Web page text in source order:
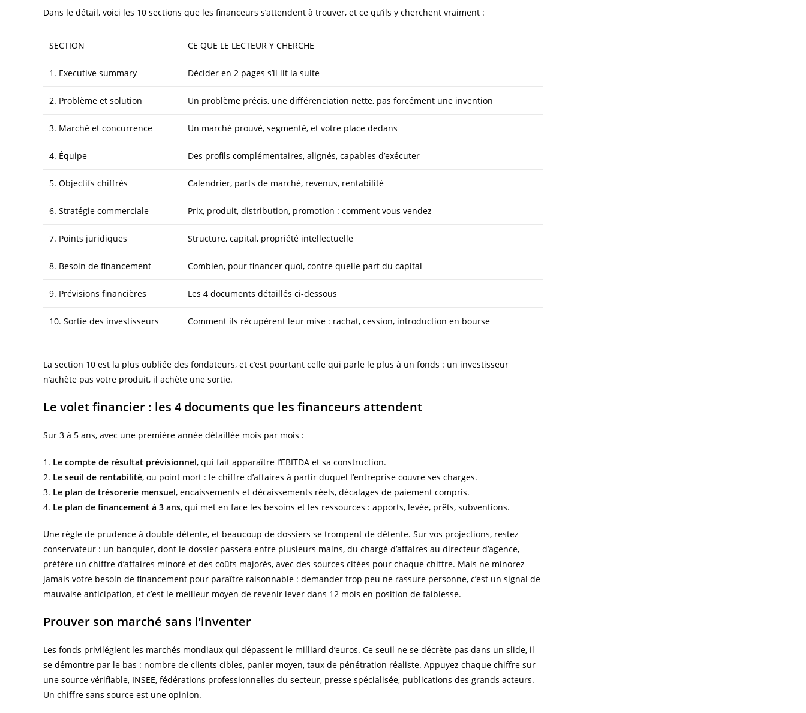
Dans le détail, voici les 10 sections que les financeurs s’attendent à trouver, et ce qu’ils y cherchent vraiment :
SECTION CE QUE LE LECTEUR Y CHERCHE
1. Executive summary Décider en 2 pages s’il lit la suite
2. Problème et solution Un problème précis, une différenciation nette, pas forcément une invention
3. Marché et concurrence Un marché prouvé, segmenté, et votre place dedans
4. Équipe Des profils complémentaires, alignés, capables d’exécuter
5. Objectifs chiffrés Calendrier, parts de marché, revenus, rentabilité
6. Stratégie commerciale Prix, produit, distribution, promotion : comment vous vendez
7. Points juridiques Structure, capital, propriété intellectuelle
8. Besoin de financement Combien, pour financer quoi, contre quelle part du capital
9. Prévisions financières Les 4 documents détaillés ci-dessous
10. Sortie des investisseurs Comment ils récupèrent leur mise : rachat, cession, introduction en bourse
La section 10 est la plus oubliée des fondateurs, et c’est pourtant celle qui parle le plus à un fonds : un investisseur
n’achète pas votre produit, il achète une sortie.
Le volet financier : les 4 documents que les financeurs attendent
Sur 3 à 5 ans, avec une première année détaillée mois par mois :
1. Le compte de résultat prévisionnel, qui fait apparaître l’EBITDA et sa construction.
2. Le seuil de rentabilité, ou point mort : le chiffre d’affaires à partir duquel l’entreprise couvre ses charges.
3. Le plan de trésorerie mensuel, encaissements et décaissements réels, décalages de paiement compris.
4. Le plan de financement à 3 ans, qui met en face les besoins et les ressources : apports, levée, prêts, subventions.
Une règle de prudence à double détente, et beaucoup de dossiers se trompent de détente. Sur vos projections, restez
conservateur : un banquier, dont le dossier passera entre plusieurs mains, du chargé d’affaires au directeur d’agence,
préfère un chiffre d’affaires minoré et des coûts majorés, avec des sources citées pour chaque chiffre. Mais ne minorez
jamais votre besoin de financement pour paraître raisonnable : demander trop peu ne rassure personne, c’est un signal de
mauvaise anticipation, et c’est le meilleur moyen de revenir lever dans 12 mois en position de faiblesse.
Prouver son marché sans l’inventer
Les fonds privilégient les marchés mondiaux qui dépassent le milliard d’euros. Ce seuil ne se décrète pas dans un slide, il
se démontre par le bas : nombre de clients cibles, panier moyen, taux de pénétration réaliste. Appuyez chaque chiffre sur
une source vérifiable, INSEE, fédérations professionnelles du secteur, presse spécialisée, publications des grands acteurs.
Un chiffre sans source est une opinion.